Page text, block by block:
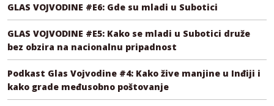
GLAS VOJVODINE #E6: Gde su mladi u Subotici
GLAS VOJVODINE #E5: Kako se mladi u Subotici druže
bez obzira na nacionalnu pripadnost
Podkast Glas Vojvodine #4: Kako žive manjine u Inđiji i
kako grade međusobno poštovanje